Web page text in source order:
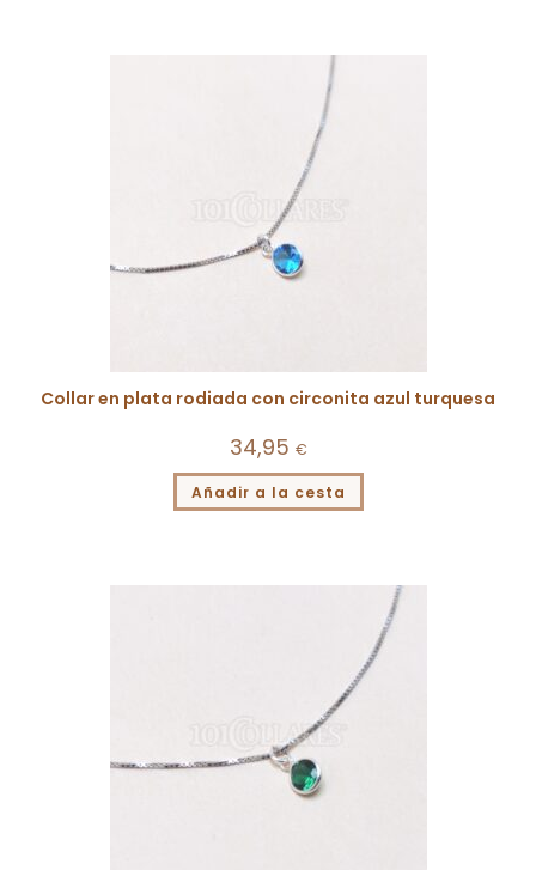
Collar en plata rodiada con circonita azul turquesa
34,95 €
Añadir a la cesta